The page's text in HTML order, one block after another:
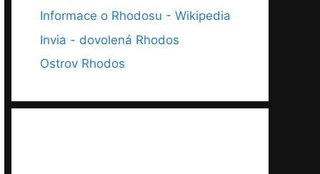
Informace o Rhodosu - Wikipedia
Invia - dovolená Rhodos
Ostrov Rhodos